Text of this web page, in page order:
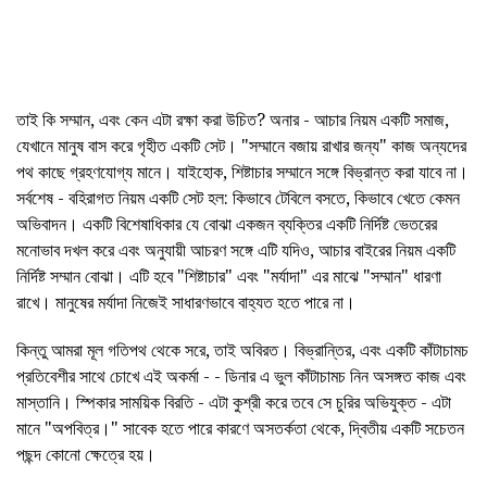
তাই কি সম্মান, এবং কেন এটা রক্ষা করা উচিত? অনার - আচার নিয়ম একটি সমাজ,
যেখানে মানুষ বাস করে গৃহীত একটি সেট। "সম্মানে বজায় রাখার জন্য" কাজ অন্যদের
পথ কাছে গ্রহণযোগ্য মানে। যাইহোক, শিষ্টাচার সম্মানে সঙ্গে বিভ্রান্ত করা যাবে না।
সর্বশেষ - বহিরাগত নিয়ম একটি সেট হল: কিভাবে টেবিলে বসতে, কিভাবে খেতে কেমন
অভিবাদন। একটি বিশেষাধিকার যে বোঝা একজন ব্যক্তির একটি নির্দিষ্ট ভেতরের
মনোভাব দখল করে এবং অনুযায়ী আচরণ সঙ্গে এটি যদিও, আচার বাইরের নিয়ম একটি
নির্দিষ্ট সম্মান বোঝা। এটি হবে "শিষ্টাচার" এবং "মর্যাদা" এর মাঝে "সম্মান" ধারণা
রাখে। মানুষের মর্যাদা নিজেই সাধারণভাবে বাহ্যত হতে পারে না।
কিন্তু আমরা মূল গতিপথ থেকে সরে, তাই অবিরত। বিভ্রান্তির, এবং একটি কাঁটাচামচ
প্রতিবেশীর সাথে চোখে এই অকর্মা - - ডিনার এ ভুল কাঁটাচামচ নিন অসঙ্গত কাজ এবং
মাস্তানি। স্পিকার সাময়িক বিরতি - এটা কুশ্রী করে তবে সে চুরির অভিযুক্ত - এটা
মানে "অপবিত্র।" সাবেক হতে পারে কারণে অসতর্কতা থেকে, দ্বিতীয় একটি সচেতন
পছন্দ কোনো ক্ষেত্রে হয়।